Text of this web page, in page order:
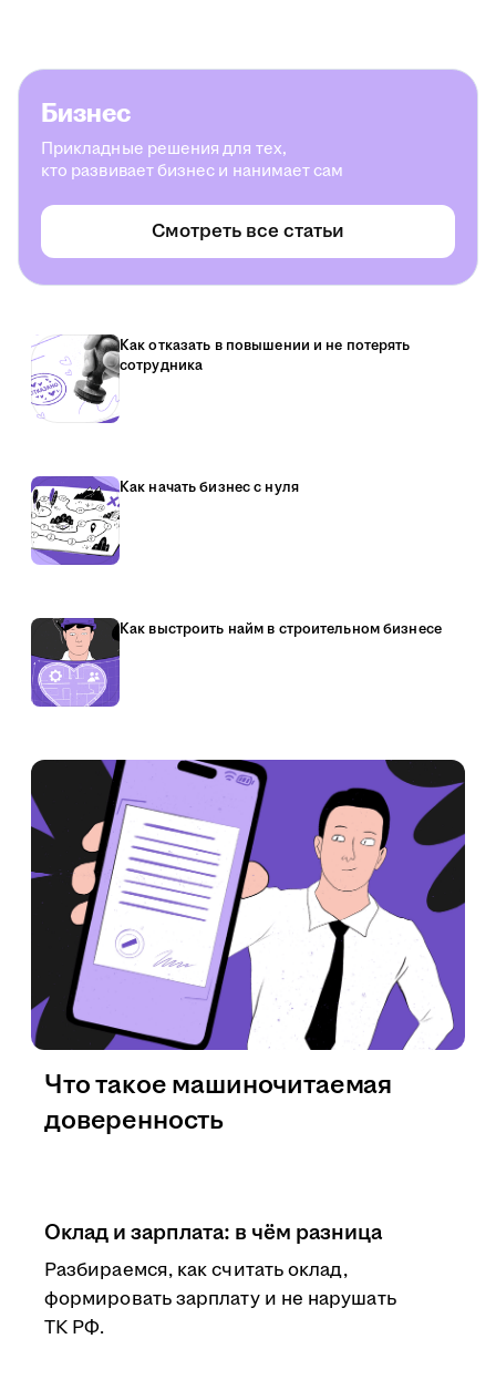
Бизнес
Прикладные решения для тех,
кто развивает бизнес и нанимает сам
Смотреть все статьи
Как отказать в повышении и не потерять
сотрудника
Как начать бизнес с нуля
Как выстроить найм в строительном бизнесе
Оклад и зарплата: в чём разница
Разбираемся, как считать оклад,
формировать зарплату и не нарушать
ТК РФ.
Что такое машиночитаемая
доверенность